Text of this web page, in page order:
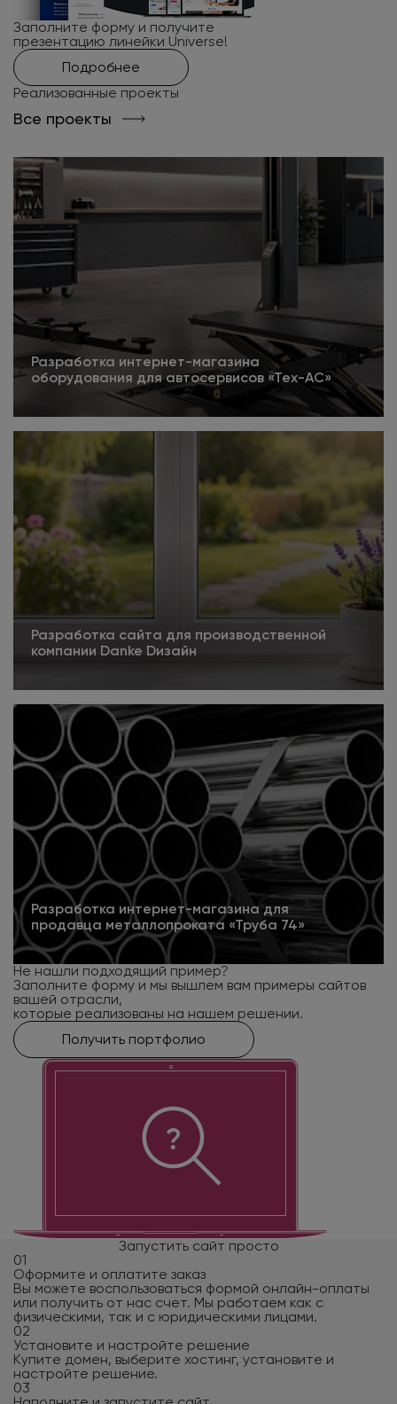
Заполните форму и получите
презентацию линейки Universe!
Подробнее
Реализованные проекты
Все проекты
Разработка интернет-магазина
оборудования для автосервисов «Тех-АС»
Подробнее
Разработка сайта для производственной
компании Danke Dизайн
Подробнее 4.5
Разработка интернет-магазина для
продавца металлопроката «Труба 74»
Подробнее
Не нашли подходящий пример?
Заполните форму и мы вышлем вам примеры сайтов
вашей отрасли,
которые реализованы на нашем решении.
Получить портфолио
Запустить сайт просто
01
Оформите и оплатите заказ
Вы можете воспользоваться формой онлайн-оплаты
или получить от нас счет. Мы работаем как с
физическими, так и с юридическими лицами.
02
Установите и настройте решение
Купите домен, выберите хостинг, установите и
настройте решение.
03